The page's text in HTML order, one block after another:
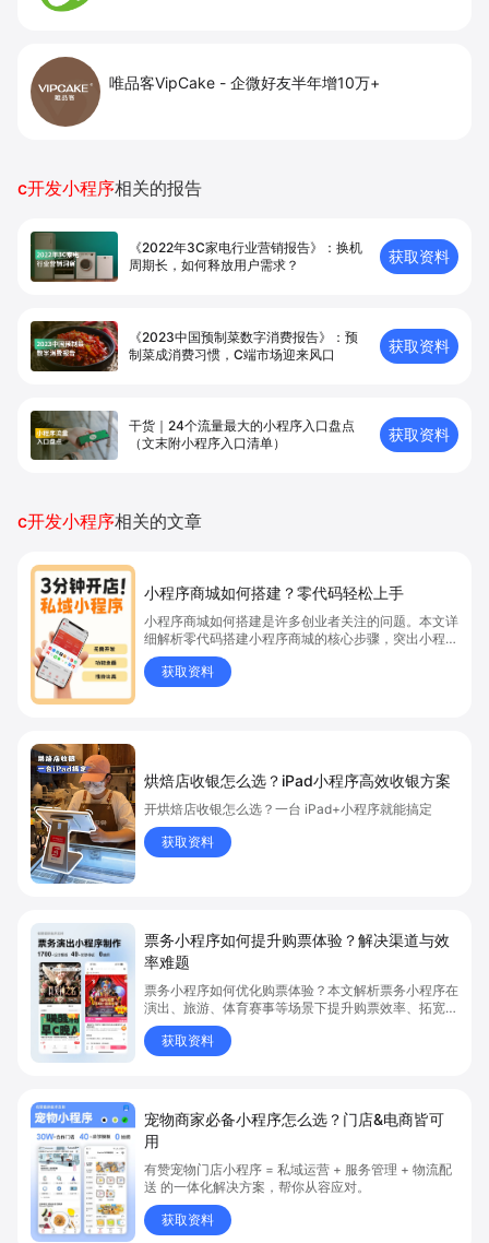
唯品客VipCake - 企微好友半年增10万+
c开发小程序相关的报告
《2022年3C家电行业营销报告》：换机
周期长，如何释放用户需求？
获取资料
《2023中国预制菜数字消费报告》：预
制菜成消费习惯，C端市场迎来风口
获取资料
干货｜24个流量最大的小程序入口盘点
（文末附小程序入口清单）
获取资料
c开发小程序相关的文章
小程序商城如何搭建？零代码轻松上手
小程序商城如何搭建是许多创业者关注的问题。本文详
细解析零代码搭建小程序商城的核心步骤，突出小程序
商城、商城搭建与零代码开店优势，帮助你轻松实现商
品上架、全渠道销售及高效会员运营，快速开启线上卖
货新模式。点击获取详细操作指南！
获取资料
烘焙店收银怎么选？iPad小程序高效收银方案
开烘焙店收银怎么选？一台 iPad+小程序就能搞定
获取资料
票务小程序如何提升购票体验？解决渠道与效
率难题
票务小程序如何优化购票体验？本文解析票务小程序在
演出、旅游、体育赛事等场景下提升购票效率、拓宽销
售渠道、实现会员精准营销的具体方式。关键词包括
“票务小程序”、“购票体验”、“购票效率”。
获取资料
宠物商家必备小程序怎么选？门店&电商皆可
用
有赞宠物门店小程序 = 私域运营 + 服务管理 + 物流配
送 的一体化解决方案，帮你从容应对。
获取资料